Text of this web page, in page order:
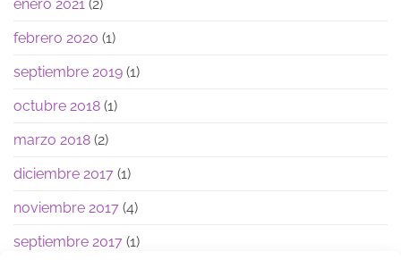
enero 2021 (2)
febrero 2020 (1)
septiembre 2019 (1)
octubre 2018 (1)
marzo 2018 (2)
diciembre 2017 (1)
noviembre 2017 (4)
septiembre 2017 (1)